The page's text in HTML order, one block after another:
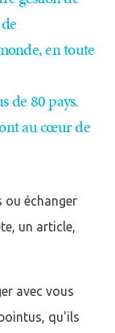
en toute
de 80 pays.
au cœur de
échanger
un article,
avec vous
qu'ils